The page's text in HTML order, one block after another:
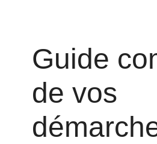
Guide
de vos